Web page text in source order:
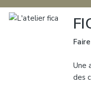
Faire
Une
des